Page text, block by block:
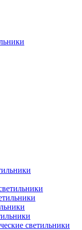
светильники